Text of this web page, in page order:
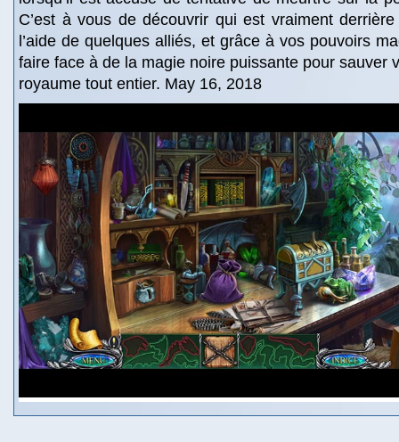
C’est à vous de découvrir qui est vraiment
l’aide de quelques alliés, et grâce à vos pouvoirs
faire face à de la magie noire puissante pour sauver
royaume tout entier. May 16, 2018